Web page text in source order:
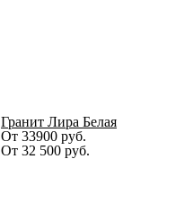
Гранит Лира Белая
От 33900 руб.
От 32 500 руб.